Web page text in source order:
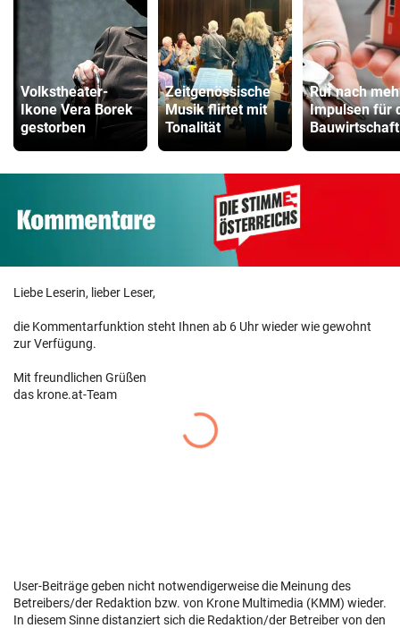
Volkstheater-
Ikone Vera Borek
gestorben
Zeitgenössische
Musik flirtet mit
Tonalität
Ruf nach
Impulsen für
Bauwirtschaft
Liebe Leserin, lieber Leser,
die Kommentarfunktion steht Ihnen ab 6 Uhr wieder wie gewohnt
zur Verfügung.
Mit freundlichen Grüßen
das krone.at-Team
User-Beiträge geben nicht notwendigerweise die Meinung des
Betreibers/der Redaktion bzw. von Krone Multimedia (KMM) wieder.
In diesem Sinne distanziert sich die Redaktion/der Betreiber von den